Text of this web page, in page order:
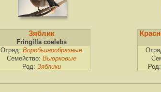
Зяблик
Fringilla coelebs
Отряд: Воробьинообразные
Семейство: Вьюрковые
Род: Зяблики
Род: